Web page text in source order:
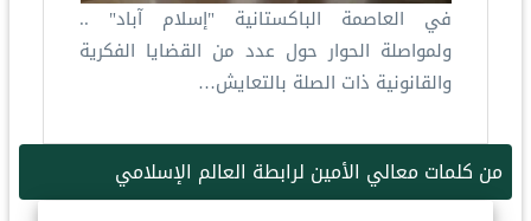
في العاصمة الباكستانية "إسلام آباد" ..
ولمواصلة الحوار حول عدد من القضايا الفكرية
والقانونية ذات الصلة بالتعايش…
من كلمات معالي الأمين لرابطة العالم الإسلامي